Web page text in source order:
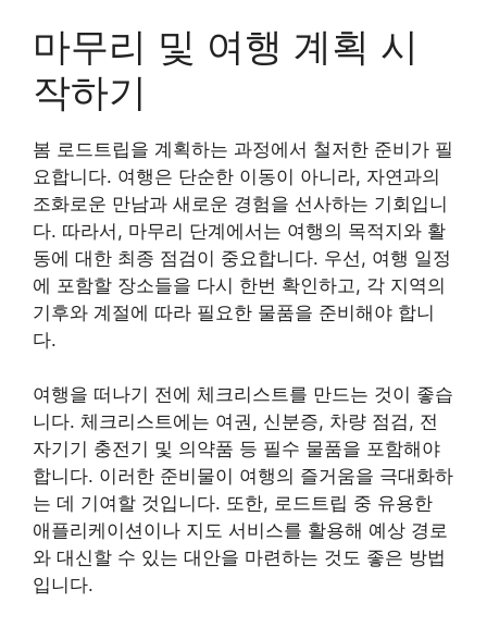
마무리 및 여행 계획 시
작하기
봄 로드트립을 계획하는 과정에서 철저한 준비가 필
요합니다. 여행은 단순한 이동이 아니라, 자연과의
조화로운 만남과 새로운 경험을 선사하는 기회입니
다. 따라서, 마무리 단계에서는 여행의 목적지와 활
동에 대한 최종 점검이 중요합니다. 우선, 여행 일정
에 포함할 장소들을 다시 한번 확인하고, 각 지역의
기후와 계절에 따라 필요한 물품을 준비해야 합니
다.
여행을 떠나기 전에 체크리스트를 만드는 것이 좋습
니다. 체크리스트에는 여권, 신분증, 차량 점검, 전
자기기 충전기 및 의약품 등 필수 물품을 포함해야
합니다. 이러한 준비물이 여행의 즐거움을 극대화하
는 데 기여할 것입니다. 또한, 로드트립 중 유용한
애플리케이션이나 지도 서비스를 활용해 예상 경로
와 대신할 수 있는 대안을 마련하는 것도 좋은 방법
입니다.